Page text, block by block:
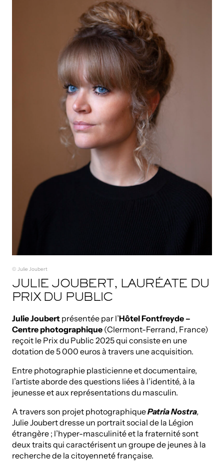
© Julie Joubert
JULIE JOUBERT, LAURÉATE DU
PRIX DU PUBLIC
Julie Joubert présentée par l’Hôtel Fontfreyde –
Centre photographique (Clermont-Ferrand, France)
reçoit le Prix du Public 2025 qui consiste en une
dotation de 5 000 euros à travers une acquisition.
Entre photographie plasticienne et documentaire,
l’artiste aborde des questions liées à l’identité, à la
jeunesse et aux représentations du masculin.
A travers son projet photographiquePatria Nostra,
Julie Joubert dresse un portrait social de la Légion
étrangère ; l’hyper-masculinité et la fraternité sont
deux traits qui caractérisent un groupe de jeunes à la
recherche de la citoyenneté française.